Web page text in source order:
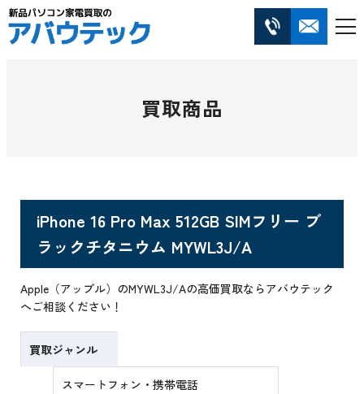
買取商品
iPhone 16 Pro Max 512GB SIMフリー ブ
ラックチタニウム MYWL3J/A
Apple（アップル）のMYWL3J/Aの高価買取ならアバウテック
へご相談ください！
買取ジャンル
スマートフォン・携帯電話